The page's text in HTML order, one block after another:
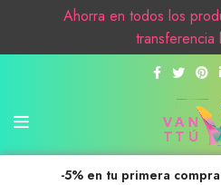
-5% en tu primera
Ahorra en todos los
transferencia